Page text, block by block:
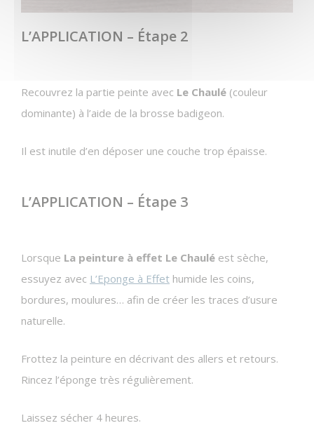
L’APPLICATION – Étape 2
Recouvrez la partie peinte avec Le Chaulé (couleur
dominante) à l’aide de la brosse badigeon.
Il est inutile d’en déposer une couche trop épaisse.
L’APPLICATION – Étape 3
Lorsque La peinture à effet Le Chaulé est sèche,
essuyez avec L’Eponge à Effet humide les coins,
bordures, moulures… afin de créer les traces d’usure
naturelle.
Frottez la peinture en décrivant des allers et retours.
Rincez l’éponge très régulièrement.
Laissez sécher 4 heures.